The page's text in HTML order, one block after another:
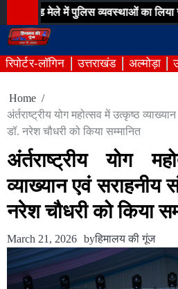
to
content
में पुलिस व्यवस्थाओं का लिया जायजा
रिपोर्टर-लॉगिन उत्तराखंड अल्मोड़ा
Home
अंर्तराष्ट्रीय योग महोत्सव में उत्कृष्ठ
डॉ. नरेश चौधरी को किया सम्मानित
अंर्तराष्ट्रीय योग
व्याख्यान एवं
नरेश चौधरी को किया
March 21, 2026 byहिमालय की गूंज